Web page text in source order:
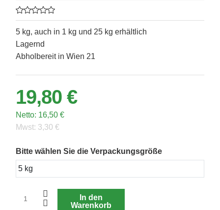
5 kg, auch in 1 kg und 25 kg erhältlich
Lagernd
Abholbereit in Wien 21
19,80 €
Netto: 16,50 €
Mwst: 3,30 €
Bitte wählen Sie die Verpackungsgröße
In den
Warenkorb